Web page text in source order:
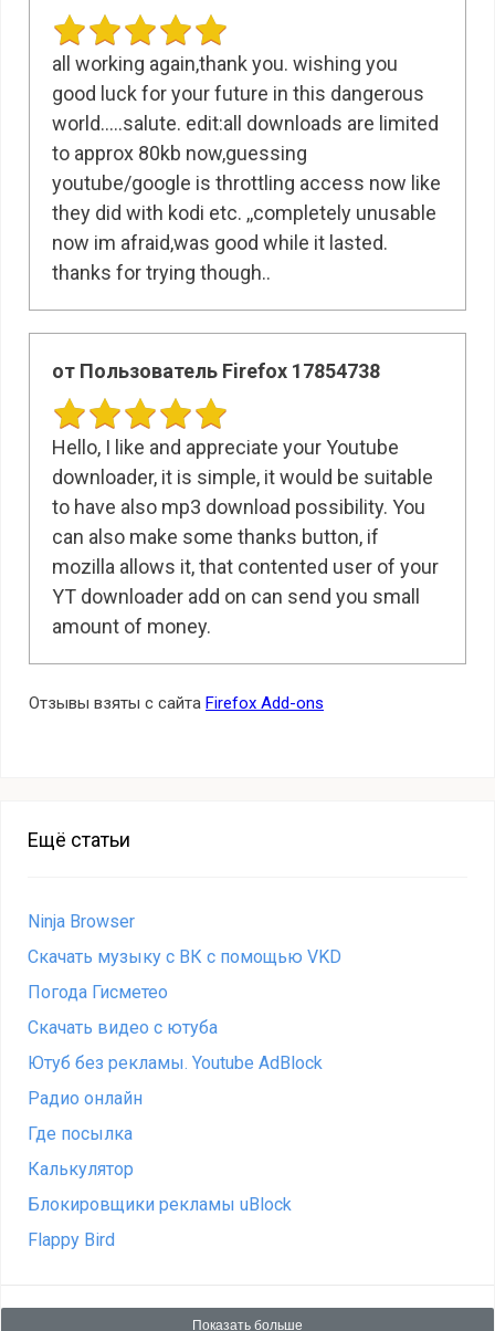
all working again,thank you. wishing you
good luck for your future in this dangerous
world.....salute. edit:all downloads are limited
to approx 80kb now,guessing
youtube/google is throttling access now like
they did with kodi etc. ,,completely unusable
now im afraid,was good while it lasted.
thanks for trying though..
от Пользователь Firefox 17854738
Hello, I like and appreciate your Youtube
downloader, it is simple, it would be suitable
to have also mp3 download possibility. You
can also make some thanks button, if
mozilla allows it, that contented user of your
YT downloader add on can send you small
amount of money.
Отзывы взяты с сайта Firefox Add-ons
Ещё статьи
Ninja Browser
Скачать музыку с ВК c помощью VKD
Погода Гисметео
Cкачать видео с ютуба
Ютуб без рекламы. Youtube AdBlock
Радио онлайн
Где посылка
Калькулятор
Блокировщики рекламы uBlock
Flappy Bird
Показать больше